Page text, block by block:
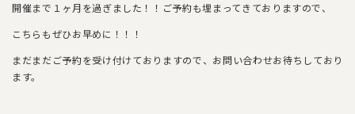
開催まで１ヶ月を過ぎました！！ご予約も埋まってきておりますので、
こちらもぜひお早めに！！！
まだまだご予約を受け付けておりますので、お問い合わせお待ちしており
ます。